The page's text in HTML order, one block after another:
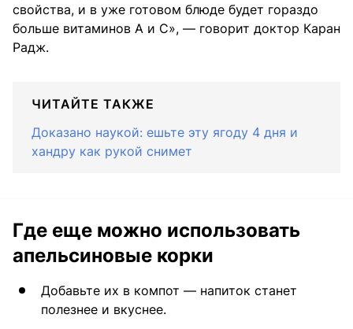
свойства, и в уже готовом блюде будет гораздо
больше витаминов А и С», — говорит доктор Каран
Радж.
ЧИТАЙТЕ ТАКЖЕ
Доказано наукой: ешьте эту ягоду 4 дня и
хандру как рукой снимет
Где еще можно использовать
апельсиновые корки
Добавьте их в компот — напиток станет
полезнее и вкуснее.